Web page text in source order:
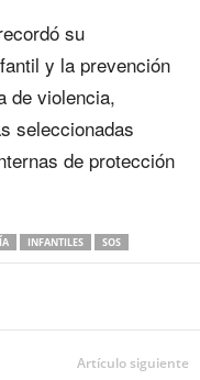
su
y la prevención
de violencia,
seleccionadas
de protección
INFANTILES SOS
Artículo siguiente